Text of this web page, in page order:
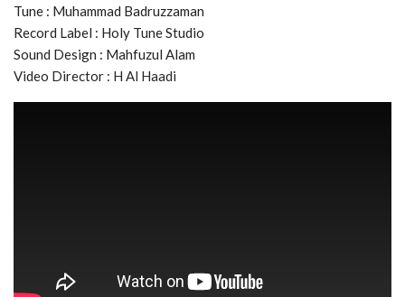
Tune : Muhammad Badruzzaman
Record Label : Holy Tune Studio
Sound Design : Mahfuzul Alam
Video Director : H Al Haadi